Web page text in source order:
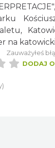
na
Zauważyłeś
DODAJ